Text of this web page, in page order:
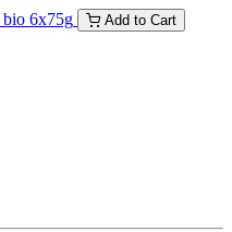
Add to Cart